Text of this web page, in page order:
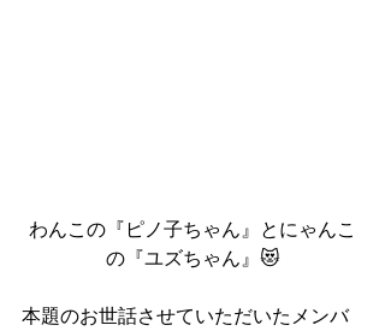
わんこの『ピノ子ちゃん』とにゃんこ
の『ユズちゃん』😻
本題のお世話させていただいたメンバ